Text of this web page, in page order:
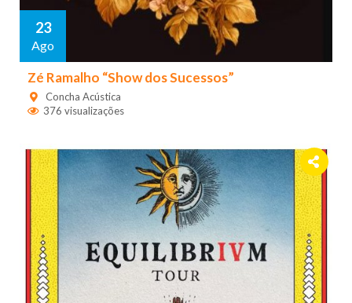
23
Ago
Zé Ramalho “Show dos Sucessos”
Concha Acústica
376 visualizações